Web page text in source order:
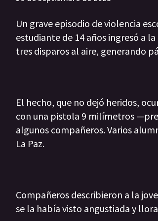
Un grave episodio de violencia
estudiante de 14 años ingresó a
tres disparos al aire, generando
El hecho, que no dejó heridos,
con una pistola 9 milímetros
algunos compañeros. Varios
La Paz.
Compañeros describieron a la
se la había visto angustiada y